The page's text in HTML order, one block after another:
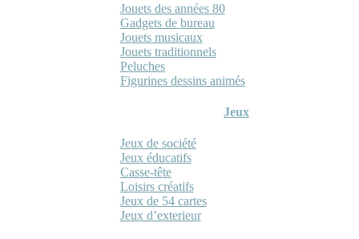
Jouets des années 80
Gadgets de bureau
Jouets musicaux
Jouets traditionnels
Peluches
Figurines dessins animés
Jeux
Jeux de société
Jeux éducatifs
Casse-tête
Loisirs créatifs
Jeux de 54 cartes
Jeux d’exterieur